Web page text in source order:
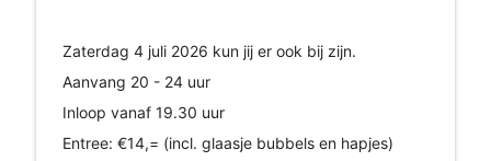
Zaterdag 4 juli 2026 kun jij er ook bij zijn.
Aanvang 20 - 24 uur
Inloop vanaf 19.30 uur
Entree: €14,= (incl. glaasje bubbels en hapjes)